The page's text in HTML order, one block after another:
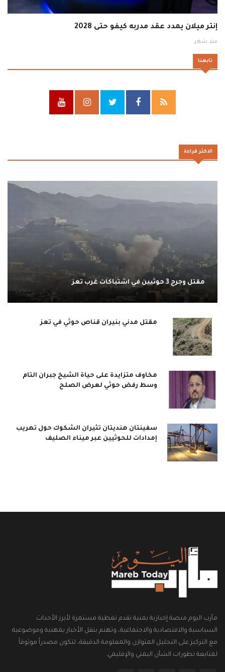
إنتر ميلان يمدد عقد مدربه كيفو حتى 2028
منذ شهر
تابعنا
الاكثر قراءة
مقتل وجرح 3 حوثيين في اشتباكات غرب تعز
مقتل مدني بنيران قناص حوثي في تعز
مخاوف متزايدة على حياة الشيخ جبران التام
وسط رفض حوثي لعرض الصلح
سفينتان هنديتان تثيران الشكوك حول تهريب
إمدادات للحوثيين عبر ميناء الصليف
مأرب اليوم منصة إخبارية يمنية تقدم تغطية مستمرة لأبرز الأحداث
السياسية والاقتصادية والاجتماعية، وتهتم بنقل الأخبار بمهنية وموضوعية
مع التركيز على التحليل المتوازن والمعلومة الدقيقة، لتكون مصدراً موثوقاً
لمتابعة تطورات الشأن اليمني والإقليمي.